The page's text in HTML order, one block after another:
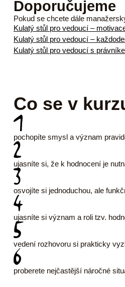
Doporučujeme
Pokud se chcete dále
Kulatý stůl pro vedoucí –
Kulatý stůl pro vedoucí –
Kulatý stůl pro vedoucí s
Co se v
pochopíte smysl a význam
ujasníte si, že k hodnocení je
osvojíte si jednoduchou, ale
ujasníte si význam a roli tzv.
vedení rozhovoru si prakticky
proberete nejčastější náročné